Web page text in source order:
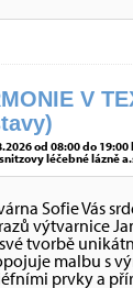
V
od 08:00 do 19:00
léčebné lázně
Sofie Vás
výtvarnice
tvorbě
malbu s
prvky a